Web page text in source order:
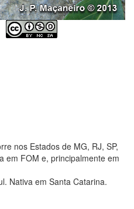
nos Estados de MG, RJ, SP,
em FOM e, principalmente em
Nativa em Santa Catarina.